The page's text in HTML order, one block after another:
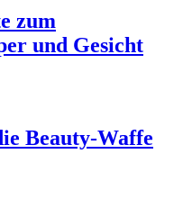
zum
und Gesicht
Beauty-Waffe